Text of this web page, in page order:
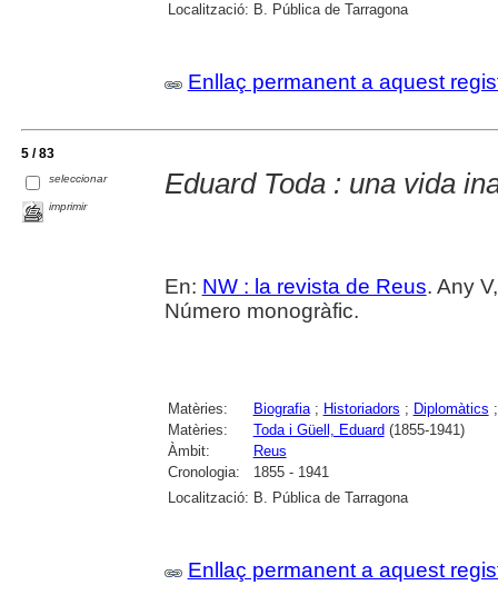
Localització: B. Pública de Tarragona
Enllaç permanent a aquest
5 / 83
seleccionar
imprimir
Eduard Toda : una vida
En: NW : la revista de Reus. Any
Número monogràfic.
Matèries: Biografia; Historiadors ; Diplomàtics
Matèries:
Toda i Güell, Eduard (1855-1941)
Àmbit:
Reus
Cronologia:
1855 - 1941
Localització: B. Pública de Tarragona
Enllaç permanent a aquest